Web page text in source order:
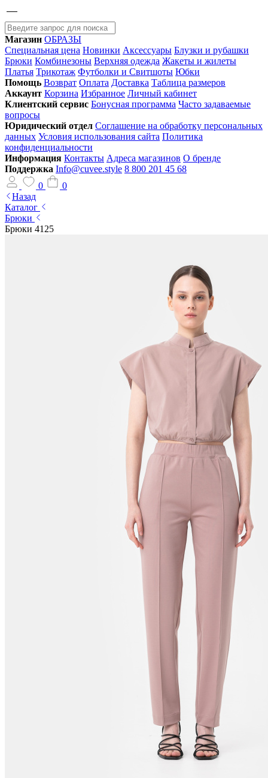
Магазин ОБРАЗЫ
Специальная цена Новинки Аксессуары Блузки и рубашки
Брюки Комбинезоны Верхняя одежда Жакеты и жилеты
Платья Трикотаж Футболки и Свитшоты Юбки
Помощь Возврат Оплата Доставка Таблица размеров
Аккаунт Корзина Избранное Личный кабинет
Клиентский сервис Бонусная программа Часто задаваемые
вопросы
Юридический отдел Соглашение на обработку персональных
данных Условия использования сайта Политика
конфиденциальности
Информация Контакты Адреса магазинов О бренде
Поддержка Info@cuvee.style 8 800 201 45 68
0
0
Назад
Каталог
Брюки
Брюки 4125